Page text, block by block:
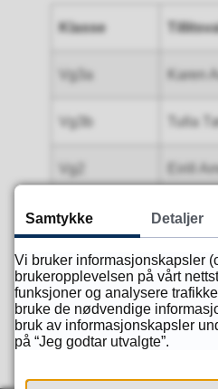
Klasse
Vg3a Karen
Vg3b Tulla
Vg2 Eirill
Fant du det
Ja
Samtykke Detaljer
Vi bruker informasjonskapsler
brukeropplevelsen på vårt
funksjoner og analysere
bruke de nødvendige
bruk av informasjonskapsler
på “Jeg godtar utvalgte”.